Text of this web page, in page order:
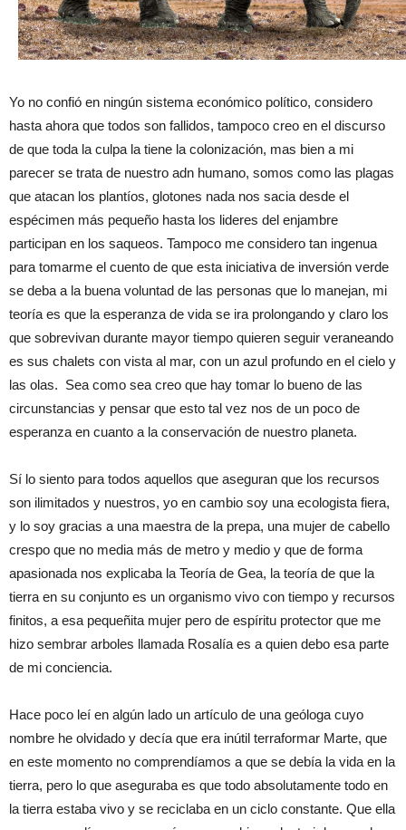
Yo no confió en ningún sistema económico político, considero
hasta ahora que todos son fallidos, tampoco creo en el discurso
de que toda la culpa la tiene la colonización, mas bien a mi
parecer se trata de nuestro adn humano, somos como las plagas
que atacan los plantíos, glotones nada nos sacia desde el
espécimen más pequeño hasta los lideres del enjambre
participan en los saqueos. Tampoco me considero tan ingenua
para tomarme el cuento de que esta iniciativa de inversión verde
se deba a la buena voluntad de las personas que lo manejan, mi
teoría es que la esperanza de vida se ira prolongando y claro los
que sobrevivan durante mayor tiempo quieren seguir veraneando
es sus chalets con vista al mar, con un azul profundo en el cielo y
las olas. Sea como sea creo que hay tomar lo bueno de las
circunstancias y pensar que esto tal vez nos de un poco de
esperanza en cuanto a la conservación de nuestro planeta.
Sí lo siento para todos aquellos que aseguran que los recursos
son ilimitados y nuestros, yo en cambio soy una ecologista fiera,
y lo soy gracias a una maestra de la prepa, una mujer de cabello
crespo que no media más de metro y medio y que de forma
apasionada nos explicaba la Teoría de Gea, la teoría de que la
tierra en su conjunto es un organismo vivo con tiempo y recursos
finitos, a esa pequeñita mujer pero de espíritu protector que me
hizo sembrar arboles llamada Rosalía es a quien debo esa parte
de mi conciencia.
Hace poco leí en algún lado un artículo de una geóloga cuyo
nombre he olvidado y decía que era inútil terraformar Marte, que
en este momento no comprendíamos a que se debía la vida en la
tierra, pero lo que aseguraba es que todo absolutamente todo en
la tierra estaba vivo y se reciclaba en un ciclo constante. Que ella